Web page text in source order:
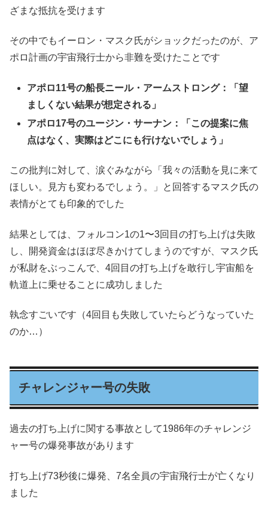
ざまな抵抗を受けます
その中でもイーロン・マスク氏がショックだったのが、ア
ポロ計画の宇宙飛行士から非難を受けたことです
アポロ11号の船長ニール・アームストロング：「望
ましくない結果が想定される」
アポロ17号のユージン・サーナン：「この提案に焦
点はなく、実際はどこにも行けないでしょう」
この批判に対して、涙ぐみながら「我々の活動を見に来て
ほしい。見方も変わるでしょう。」と回答するマスク氏の
表情がとても印象的でした
結果としては、フォルコン1の1〜3回目の打ち上げは失敗
し、開発資金はほぼ尽きかけてしまうのですが、マスク氏
が私財をぶっこんで、4回目の打ち上げを敢行し宇宙船を
軌道上に乗せることに成功しました
執念すごいです（4回目も失敗していたらどうなっていた
のか…）
チャレンジャー号の失敗
過去の打ち上げに関する事故として1986年のチャレンジ
ャー号の爆発事故があります
打ち上げ73秒後に爆発、7名全員の宇宙飛行士が亡くなり
ました